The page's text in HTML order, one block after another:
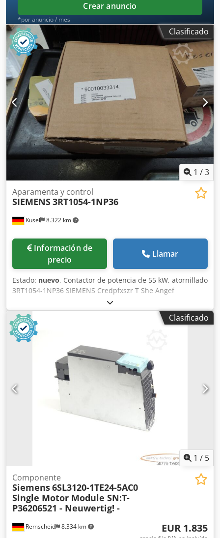
Crear anuncio
*por anuncio / mes
Clasificado
1 /3
Kusel 8.322 km
Aparamenta y control
SIEMENS3RT1054-1NP36
Información de
precio
Llamar
Estado: nuevo, Contactor de potencia de 55 kW, atornillado
3RT1054-1NP36 SIEMENS Credpfxszr T She Angef
Clasificado
1 / 5
Remscheid 8.334 km
Componente
Siemens6SL3120-1TE24-5AC0
Single Motor Module SN:T-
P36206521 - Neuwertig! -
EUR 1.835